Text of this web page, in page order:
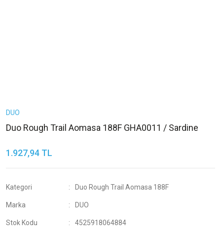
DUO
Duo Rough Trail Aomasa 188F GHA0011 / Sardine
1.927,94 TL
Kategori Duo Rough Trail Aomasa 188F
Marka DUO
Stok Kodu 4525918064884